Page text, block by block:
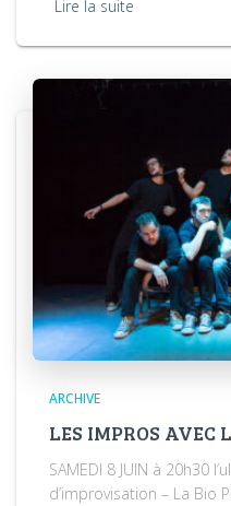
Lire la suite
ARCHIVE
LES IMPROS AVEC
SAMEDI 8 JUIN à 20h30
d’improvisation – La Bio